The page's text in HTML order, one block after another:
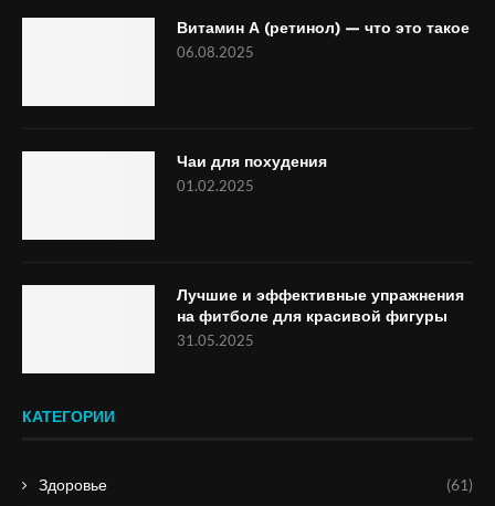
Витамин А (ретинол) — что это такое
06.08.2025
Чаи для похудения
01.02.2025
Лучшие и эффективные упражнения
на фитболе для красивой фигуры
31.05.2025
КАТЕГОРИИ
Здоровье (61)